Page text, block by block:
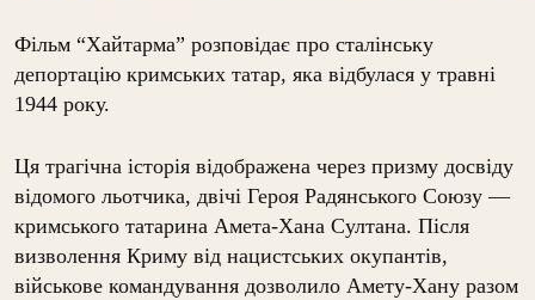
Фільм “Хайтарма” розповідає про сталінську
депортацію кримських татар, яка відбулася у травні
1944 року.
Ця трагічна історія відображена через призму досвіду
відомого льотчика, двічі Героя Радянського Союзу —
кримського татарина Амета-Хана Султана. Після
визволення Криму від нацистських окупантів,
військове командування дозволило Амету-Хану разом